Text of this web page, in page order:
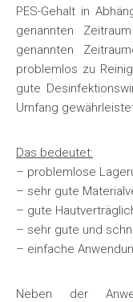
PES-Gehalt in
genannten
genannten
problemlos zu
gute
Umfang
Das bedeutet:
– problemlose
– sehr gute
– gute
– sehr gute und
– einfache
Neben der